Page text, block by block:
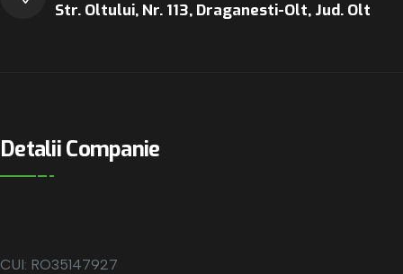
Str. Oltului, Nr. 113, Draganesti-Olt, Jud. Olt
Detalii Companie
CUI: RO35147927